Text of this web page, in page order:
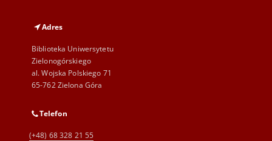
Adres
Biblioteka Uniwersytetu
Zielonogórskiego
al. Wojska Polskiego 71
65-762 Zielona Góra
Telefon
(+48) 68 328 21 55